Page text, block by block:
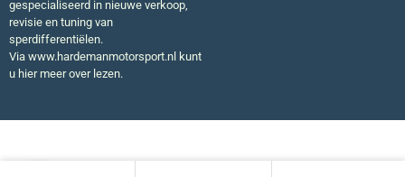
gespecialiseerd in nieuwe verkoop,
revisie en tuning van
sperdifferentiëlen.
Via www.hardemanmotorsport.nl kunt
u hier meer over lezen.